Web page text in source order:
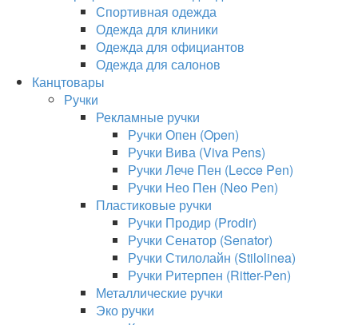
Спортивная одежда
Одежда для клиники
Одежда для официантов
Одежда для салонов
Канцтовары
Ручки
Рекламные ручки
Ручки Опен (Open)
Ручки Вива (Viva Pens)
Ручки Лече Пен (Lecce Pen)
Ручки Нео Пен (Neo Pen)
Пластиковые ручки
Ручки Продир (Prodir)
Ручки Сенатор (Senator)
Ручки Стилолайн (Stilolinea)
Ручки Ритерпен (Ritter-Pen)
Металлические ручки
Эко ручки